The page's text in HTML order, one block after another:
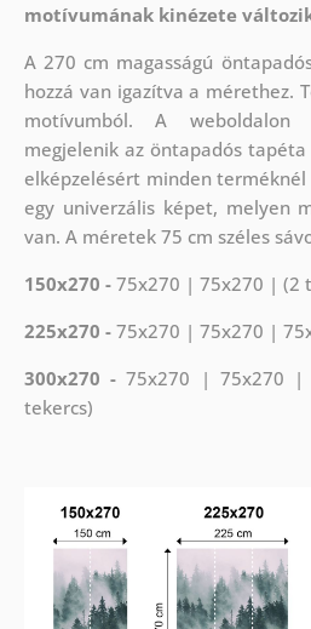
motívumának kinézete
A 270 cm magasságú
hozzá van igazítva a mérethez.
motívumból. A
megjelenik az öntapadós
elképzelésért minden
egy univerzális képet, melyen
van. A méretek 75 cm széles
150x270 -75x270 | 75x270 | (2
225x270 -75x270 | 75x270 |
300x270 -75x270 | 75x270
tekercs)